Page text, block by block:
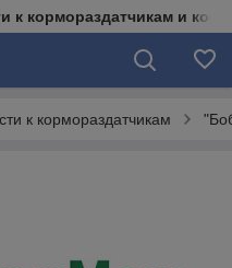
кормораздатчикам и
к кормораздатчикам